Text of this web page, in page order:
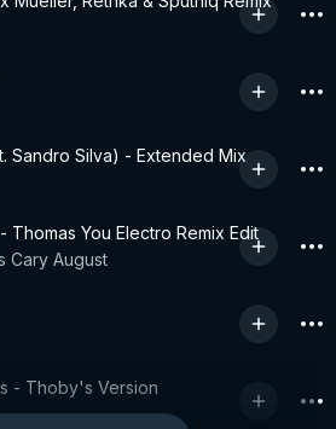
Sandro Silva) - Extended Mix
Thomas You Electro Remix Edit
Cary August
- Thoby's Version